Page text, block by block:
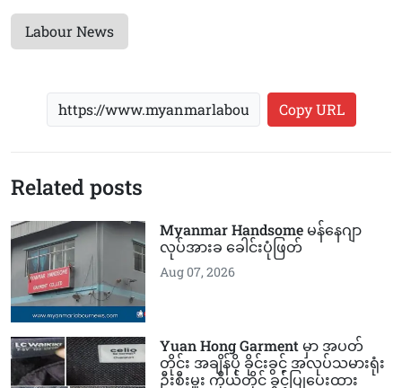
Labour News
Copy URL
Related posts
Myanmar Handsome မန်နေဂျာ
လုပ်အားခ ခေါင်းပုံဖြတ်
Aug 07, 2026
Yuan Hong Garment မှာ အပတ်
တိုင်း အချိန်ပို ခိုင်းခွင့် အလုပ်သမားရုံး
ဦးစီးမှူး ကိုယ်တိုင် ခွင့်ပြုပေးထား